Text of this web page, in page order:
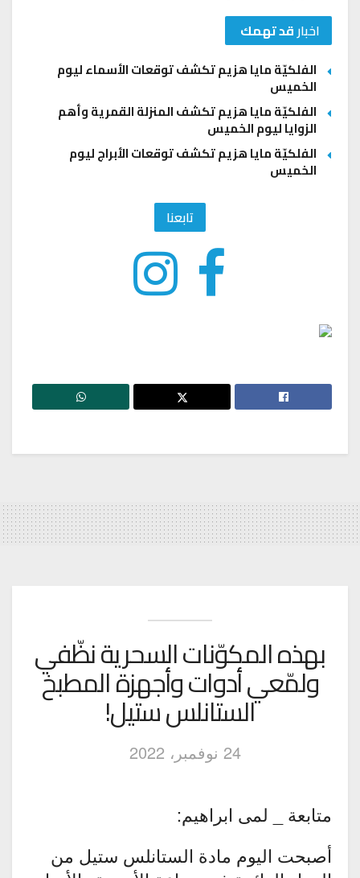
اخبارقد تهمك
الفلكيّة مايا هزيم تكشف توقعات الأسماء ليوم
الخميس
الفلكيّة مايا هزيم تكشف المنزلة القمرية وأهم
الزوايا ليوم الخميس
الفلكيّة مايا هزيم تكشف توقعات الأبراج ليوم
الخميس
تابعنا
بهذه المكوّنات السحرية نظّفي
ولمّعي أدوات وأجهزة المطبخ
الستانلس ستيل!
24 نوفمبر، 2022
متابعة _ لمى ابراهيم:
أصبحت اليوم مادة الستانلس ستيل من